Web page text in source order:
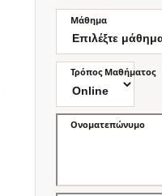
Μάθημα
Τρόπος Μαθήματος
Ονοματεπώνυμο